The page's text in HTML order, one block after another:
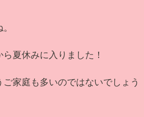
夏休みに入りました！
家庭も多いのではないでしょう